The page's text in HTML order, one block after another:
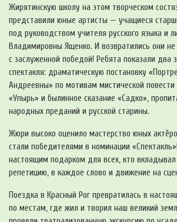
Жирятинскую школу на этом творческом
представили юные артисты — учащиеся
под руководством учителя русского языка и
Владимировны Ященко. И возвратились они
с заслуженной победой! Ребята показали два
спектакля: драматическую постановку
Андреевны» по мотивам мистической повести
«Упырь» и былинное сказание «Садко»,
народных преданий и русской старины.
Жюри высоко оценило мастерство юных
стали победителями в номинации
настоящим подарком для всех, кто
репетицию, в каждое слово и движение на
Поездка в Красный Рог превратилась в
по местам, где жил и творил наш великий